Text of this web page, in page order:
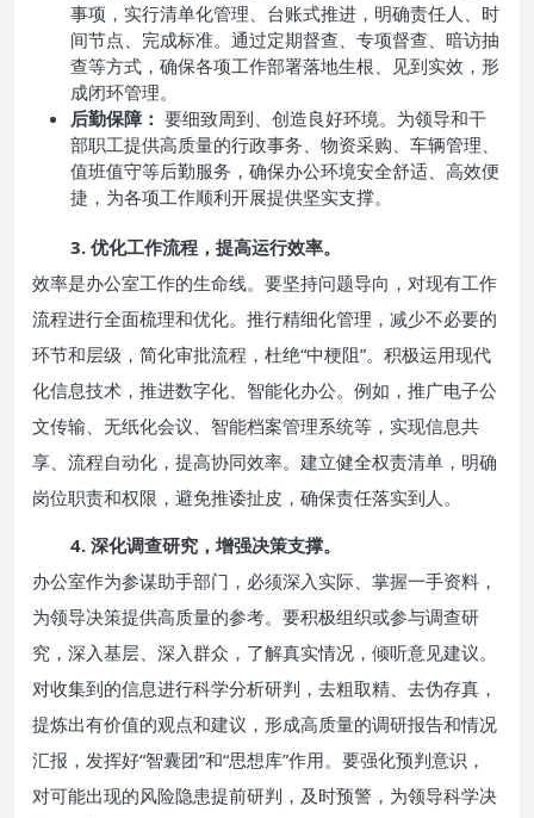
事项，实行清单化管理、台账式推进，明确责任人、时
间节点、完成标准。通过定期督查、专项督查、暗访抽
查等方式，确保各项工作部署落地生根、见到实效，形
成闭环管理。
后勤保障： 要细致周到、创造良好环境。为领导和干
部职工提供高质量的行政事务、物资采购、车辆管理、
值班值守等后勤服务，确保办公环境安全舒适、高效便
捷，为各项工作顺利开展提供坚实支撑。
3. 优化工作流程，提高运行效率。
效率是办公室工作的生命线。要坚持问题导向，对现有工作
流程进行全面梳理和优化。推行精细化管理，减少不必要的
环节和层级，简化审批流程，杜绝“中梗阻”。积极运用现代
化信息技术，推进数字化、智能化办公。例如，推广电子公
文传输、无纸化会议、智能档案管理系统等，实现信息共
享、流程自动化，提高协同效率。建立健全权责清单，明确
岗位职责和权限，避免推诿扯皮，确保责任落实到人。
4. 深化调查研究，增强决策支撑。
办公室作为参谋助手部门，必须深入实际、掌握一手资料，
为领导决策提供高质量的参考。要积极组织或参与调查研
究，深入基层、深入群众，了解真实情况，倾听意见建议。
对收集到的信息进行科学分析研判，去粗取精、去伪存真，
提炼出有价值的观点和建议，形成高质量的调研报告和情况
汇报，发挥好“智囊团”和“思想库”作用。要强化预判意识，
对可能出现的风险隐患提前研判，及时预警，为领导科学决